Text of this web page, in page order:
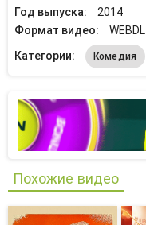
Год выпуска:
2014
Формат видео:
WEBDL
Категории:
Комедия
Похожие видео